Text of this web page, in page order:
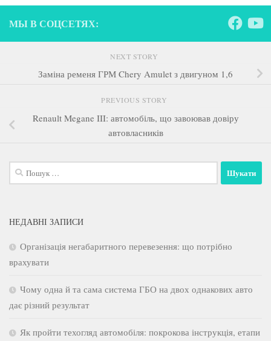
МЫ В СОЦСЕТЯХ:
NEXT STORY
Заміна ременя ГРМ Chery Amulet з двигуном 1,6
PREVIOUS STORY
Renault Megane III: автомобіль, що завоював довіру
автовласників
Пошук:
НЕДАВНІ ЗАПИСИ
Організація негабаритного перевезення: що потрібно
врахувати
Чому одна й та сама система ГБО на двох однакових авто
дає різний результат
Як пройти техогляд автомобіля: покрокова інструкція, етапи